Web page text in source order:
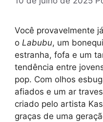
Você provavelmente
o Labubu, um
estranha, fofa e um
tendência entre
pop. Com olhos
afiados e um ar
criado pelo artista
graças de uma